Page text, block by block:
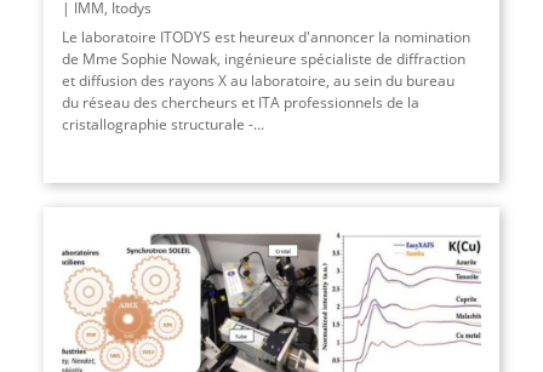
IMM, Itodys
Le laboratoire ITODYS est heureux d'annoncer la nomination
de Mme Sophie Nowak, ingénieure spécialiste de diffraction
et diffusion des rayons X au laboratoire, au sein du bureau
du réseau des chercheurs et ITA professionnels de la
cristallographie structurale -...